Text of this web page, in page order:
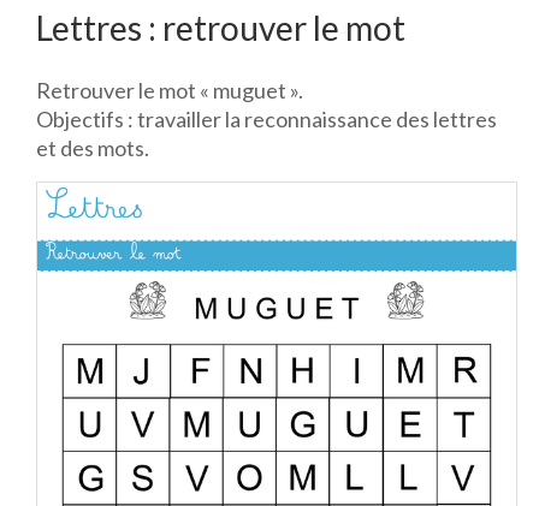
Lettres : retrouver le mot
Retrouver le mot « muguet ».
Objectifs : travailler la reconnaissance des lettres
et des mots.